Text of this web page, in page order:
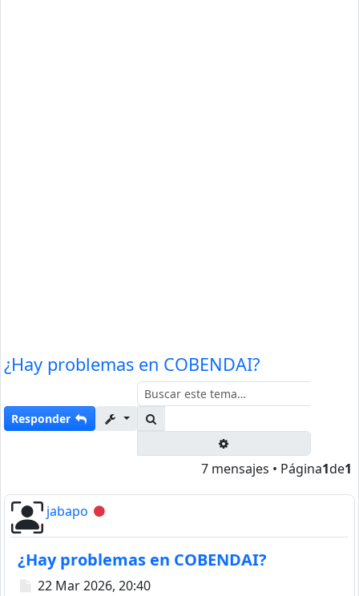
¿Hay problemas en COBENDAI?
Responder
7 mensajes • Página1de1
jabapo Desconectado
¿Hay problemas en COBENDAI?
Mensaje
22 Mar 2026, 20:40